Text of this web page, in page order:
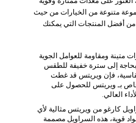
متنوعة من الخيارات من حيث
من أفضل المنتجات التي يمكنك
متينة ومقاومة للعوامل الجوية
إلى سترة خفيفة للطقس
فإن ويريتس قد غطت
بـ ويريتس للحصول على
العالي.
كارغو من ويريتس مثالية لأي
قوية، هذه السراويل مصممة